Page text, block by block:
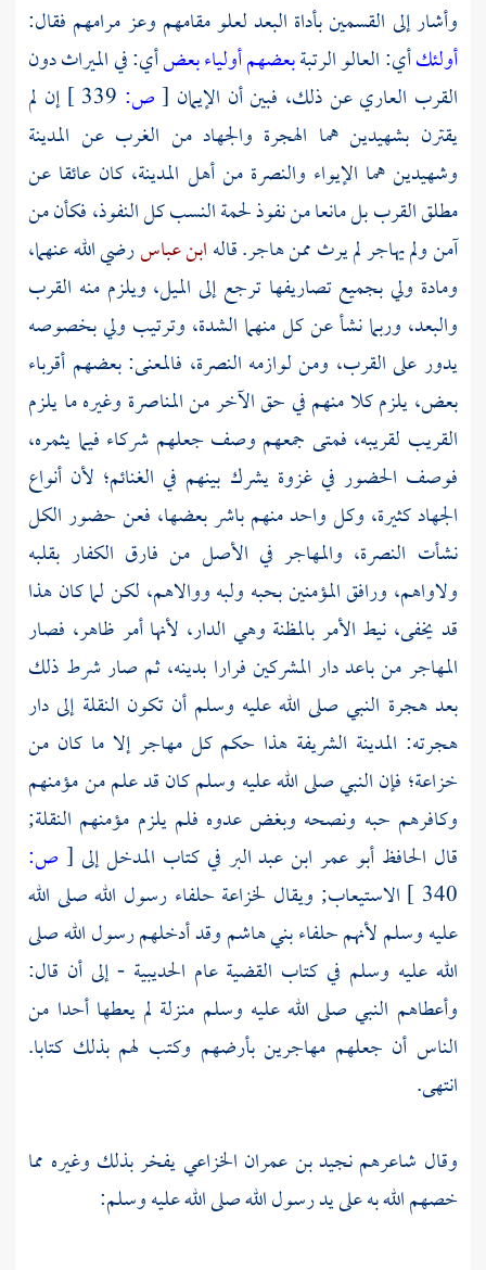
وأشار إلى القسمين بأداة البعد لعلو مقامهم وعز مرامهم فقال:
أولئكأي: العالو الرتبةبعضهم أولياء بعضأي: في الميراث دون
القرب العاري عن ذلك، فبين أن الإيمان [ص:
إن لم
يقترن بشهيدين هما الهجرة والجهاد من الغرب عن المدينة
وشهيدين هما الإيواء والنصرة من أهل المدينة، كان عائقا عن
مطلق القرب بل مانعا من نفوذ لحمة النسب كل النفوذ، فكأن من
آمن ولم يهاجر لم يرث ممن هاجر. قالهابن عباسرضي الله عنهما،
ومادة ولي بجميع تصاريفها ترجع إلى الميل، ويلزم منه القرب
والبعد، وربما نشأ عن كل منهما الشدة، وترتيب ولي بخصوصه
يدور على القرب، ومن لوازمه النصرة، فالمعنى: بعضهم أقرباء
بعض، يلزم كلا منهم في حق الآخر من المناصرة وغيره ما يلزم
القريب لقريبه، فمتى جمعهم وصف جعلهم شركاء فيما يثمره،
فوصف الحضور في غزوة يشرك بينهم في الغنائم؛ لأن أنواع
الجهاد كثيرة، وكل واحد منهم باشر بعضها، فعن حضور الكل
نشأت النصرة، والمهاجر في الأصل من فارق الكفار بقلبه
ولاواهم، ورافق المؤمنين بحبه ولبه ووالاهم، لكن لما كان هذا
قد يخفى، نيط الأمر بالمظنة وهي الدار، لأنها أمر ظاهر، فصار
المهاجر من باعد دار المشركين فرارا بدينه، ثم صار شرط ذلك
بعد هجرة النبي صلى الله عليه وسلم أن تكون النقلة إلى دار
هجرته: المدينة الشريفة هذا حكم كل مهاجر إلا ما كان من
خزاعة؛ فإن النبي صلى الله عليه وسلم كان قد علم من مؤمنهم
وكافرهم حبه ونصحه وبغض عدوه فلم يلزم مؤمنهم النقلة;
قال الحافظ أبو عمر ابن عبد البر في كتاب المدخل إلى [ ص:
340 ] الاستيعاب; ويقال لخزاعة حلفاء رسول الله صلى الله
عليه وسلم لأنهم حلفاءبني هاشموقد أدخلهم رسول الله صلى
الله عليه وسلم في كتاب القضية عام الحديبية - إلى أن قال:
وأعطاهم النبي صلى الله عليه وسلم منزلة لم يعطها أحدا من
الناس أن جعلهم مهاجرين بأرضهم وكتب لهم بذلك كتابا.
انتهى.
وقال شاعرهمنجيد بن عمران الخزاعييفخر بذلك وغيره مما
خصهم الله به على يد رسول الله صلى الله عليه وسلم: